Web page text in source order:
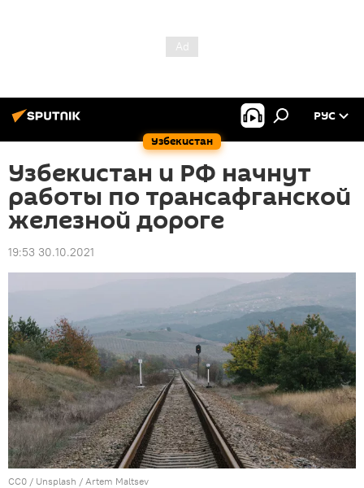
Узбекистан
РУС
Узбекистан и РФ начнут
работы по трансафганской
железной дороге
19:53 30.10.2021
CC0 / Unsplash / Artem Maltsev